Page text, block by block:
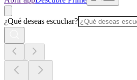
¿Qué deseas escuchar?